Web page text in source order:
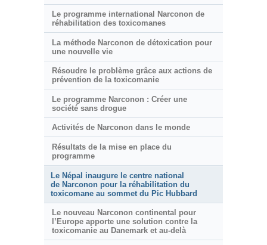
Le programme international Narconon de
réhabilitation des toxicomanes
La méthode Narconon de détoxication pour
une nouvelle vie
Résoudre le problème grâce aux actions de
prévention de la toxicomanie
Le programme Narconon : Créer une
société sans drogue
Activités de Narconon dans le monde
Résultats de la mise en place du
programme
Le Népal inaugure le centre national
de Narconon pour la réhabilitation du
toxicomane au sommet du Pic Hubbard
Le nouveau Narconon continental pour
l’Europe apporte une solution contre la
toxicomanie au Danemark et au-delà